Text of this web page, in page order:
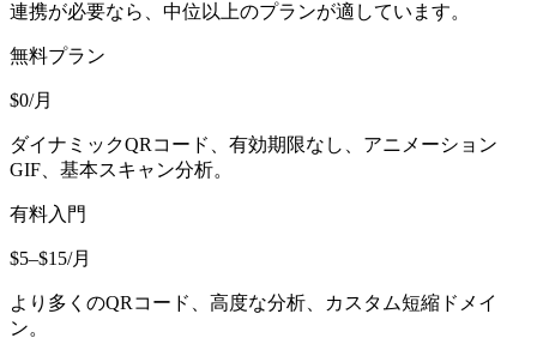
連携が必要なら、中位以上のプランが適しています。
無料プラン
$0/月
ダイナミックQRコード、有効期限なし、アニメーション
GIF、基本スキャン分析。
有料入門
$5–$15/月
より多くのQRコード、高度な分析、カスタム短縮ドメイ
ン。